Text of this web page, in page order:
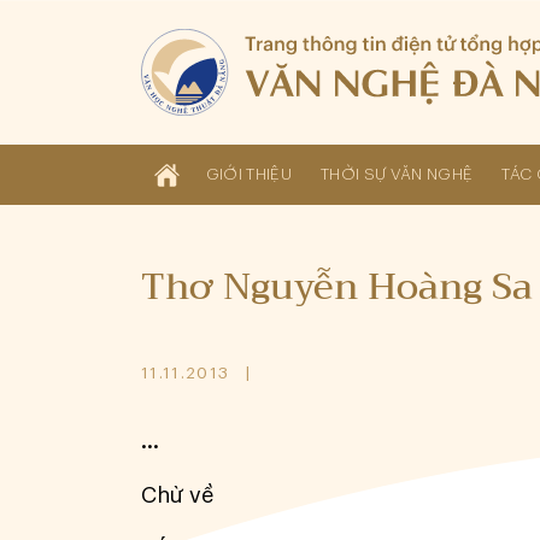
GIỚI THIỆU THỜI SỰ VĂN NGHỆ TÁC
Thơ Nguyễn Hoàng Sa
11.11.2013
...
Chừ về